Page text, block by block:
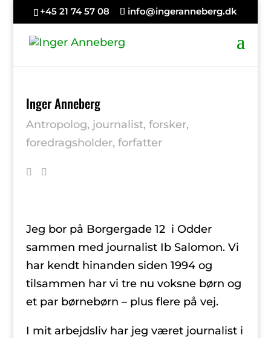
+45 21 74 57 08 info@ingeranneberg.dk
Inger Anneberg
Antropolog, journalist, forsker,
foredragsholder, forfatter
Jeg bor på Borgergade 12 i Odder
sammen med journalist Ib Salomon. Vi
har kendt hinanden siden 1994 og
tilsammen har vi tre nu voksne børn og
et par børnebørn – plus flere på vej.
I mit arbejdsliv har jeg været journalist i